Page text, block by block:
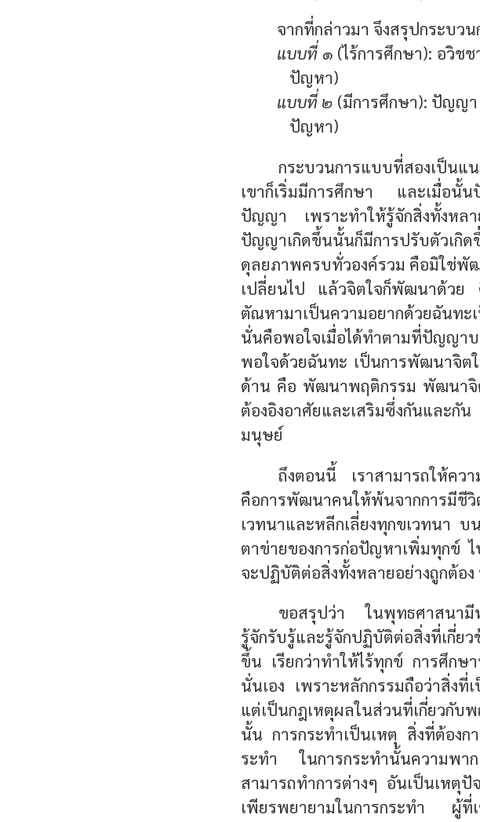
จากที่กล่าวมา จึงสรุปกระบว
แบบที่ ๑ (ไร้การศึกษา): อวิ
ปัญหา)
แบบที่ ๒ (มีการศึกษา): ปัญญ
ปัญหา)
กระบวนการแบบที่สองเป็น
เขาก็เริ่มมีการศึกษา และเมื่อ
ปัญญา เพราะทำให้รู้จักสิ่งทั้งหล
ปัญญาเกิดขึ้นนั้นก็มีการปรับตัว
ดุลยภาพครบทั่วองค์รวม คือมิใช่
เปลี่ยนไป แล้วจิตใจก็พัฒนาด้วย
ตัณหามาเป็นความอยากด้วยฉันท
นั่นคือพอใจเมื่อได้ทำตามที่ปัญญ
พอใจด้วยฉันทะ เป็นการพัฒนาจิต
ด้าน คือ พัฒนาพฤติกรรม พัฒนา
ต้องอิงอาศัยและเสริมซึ่งกันและ
มนุษย์
ถึงตอนนี้ เราสามารถให้คว
คือการพัฒนาคนให้พ้นจากการมีชี
เวทนาและหลีกเลี่ยงทุกขเวทนา
ตาข่ายของการก่อปัญหาเพิ่มทุกข์
จะปฏิบัติต่อสิ่งทั้งหลายอย่างถูกต้อ
ขอสรุปว่า ในพุทธศาสนามี
รู้จักรับรู้และรู้จักปฏิบัติต่อสิ่งที่เกี่ย
ขึ้น เรียกว่าทำให้ไร้ทุกข์ การศึก
นั่นเอง เพราะหลักกรรมถือว่าสิ่งที่
แต่เป็นกฎเหตุผลในส่วนที่เกี่ยวกั
นั้น การกระทำเป็นเหตุ สิ่งที่ต้องก
ระทำ ในการกระทำนั้นความพา
สามารถทำการต่างๆ อันเป็นเหตุ
เพียรพยายามในการกระทำ ผู้ที่เ